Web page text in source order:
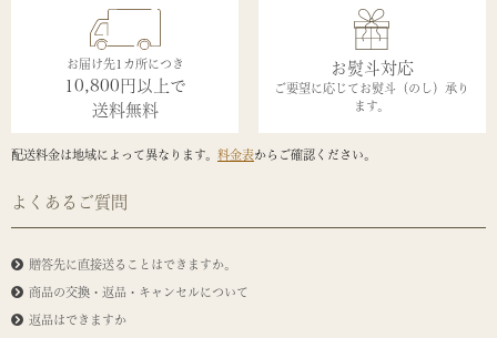
お届け先1カ所につき
10,800円以上で
送料無料
お熨斗対応
ご要望に応じてお熨斗（のし）承り
ます。
配送料金は地域によって異なります。 料金表からご確認ください。
よくあるご質問
贈答先に直接送ることはできますか。
商品の交換・返品・キャンセルについて
返品はできますか